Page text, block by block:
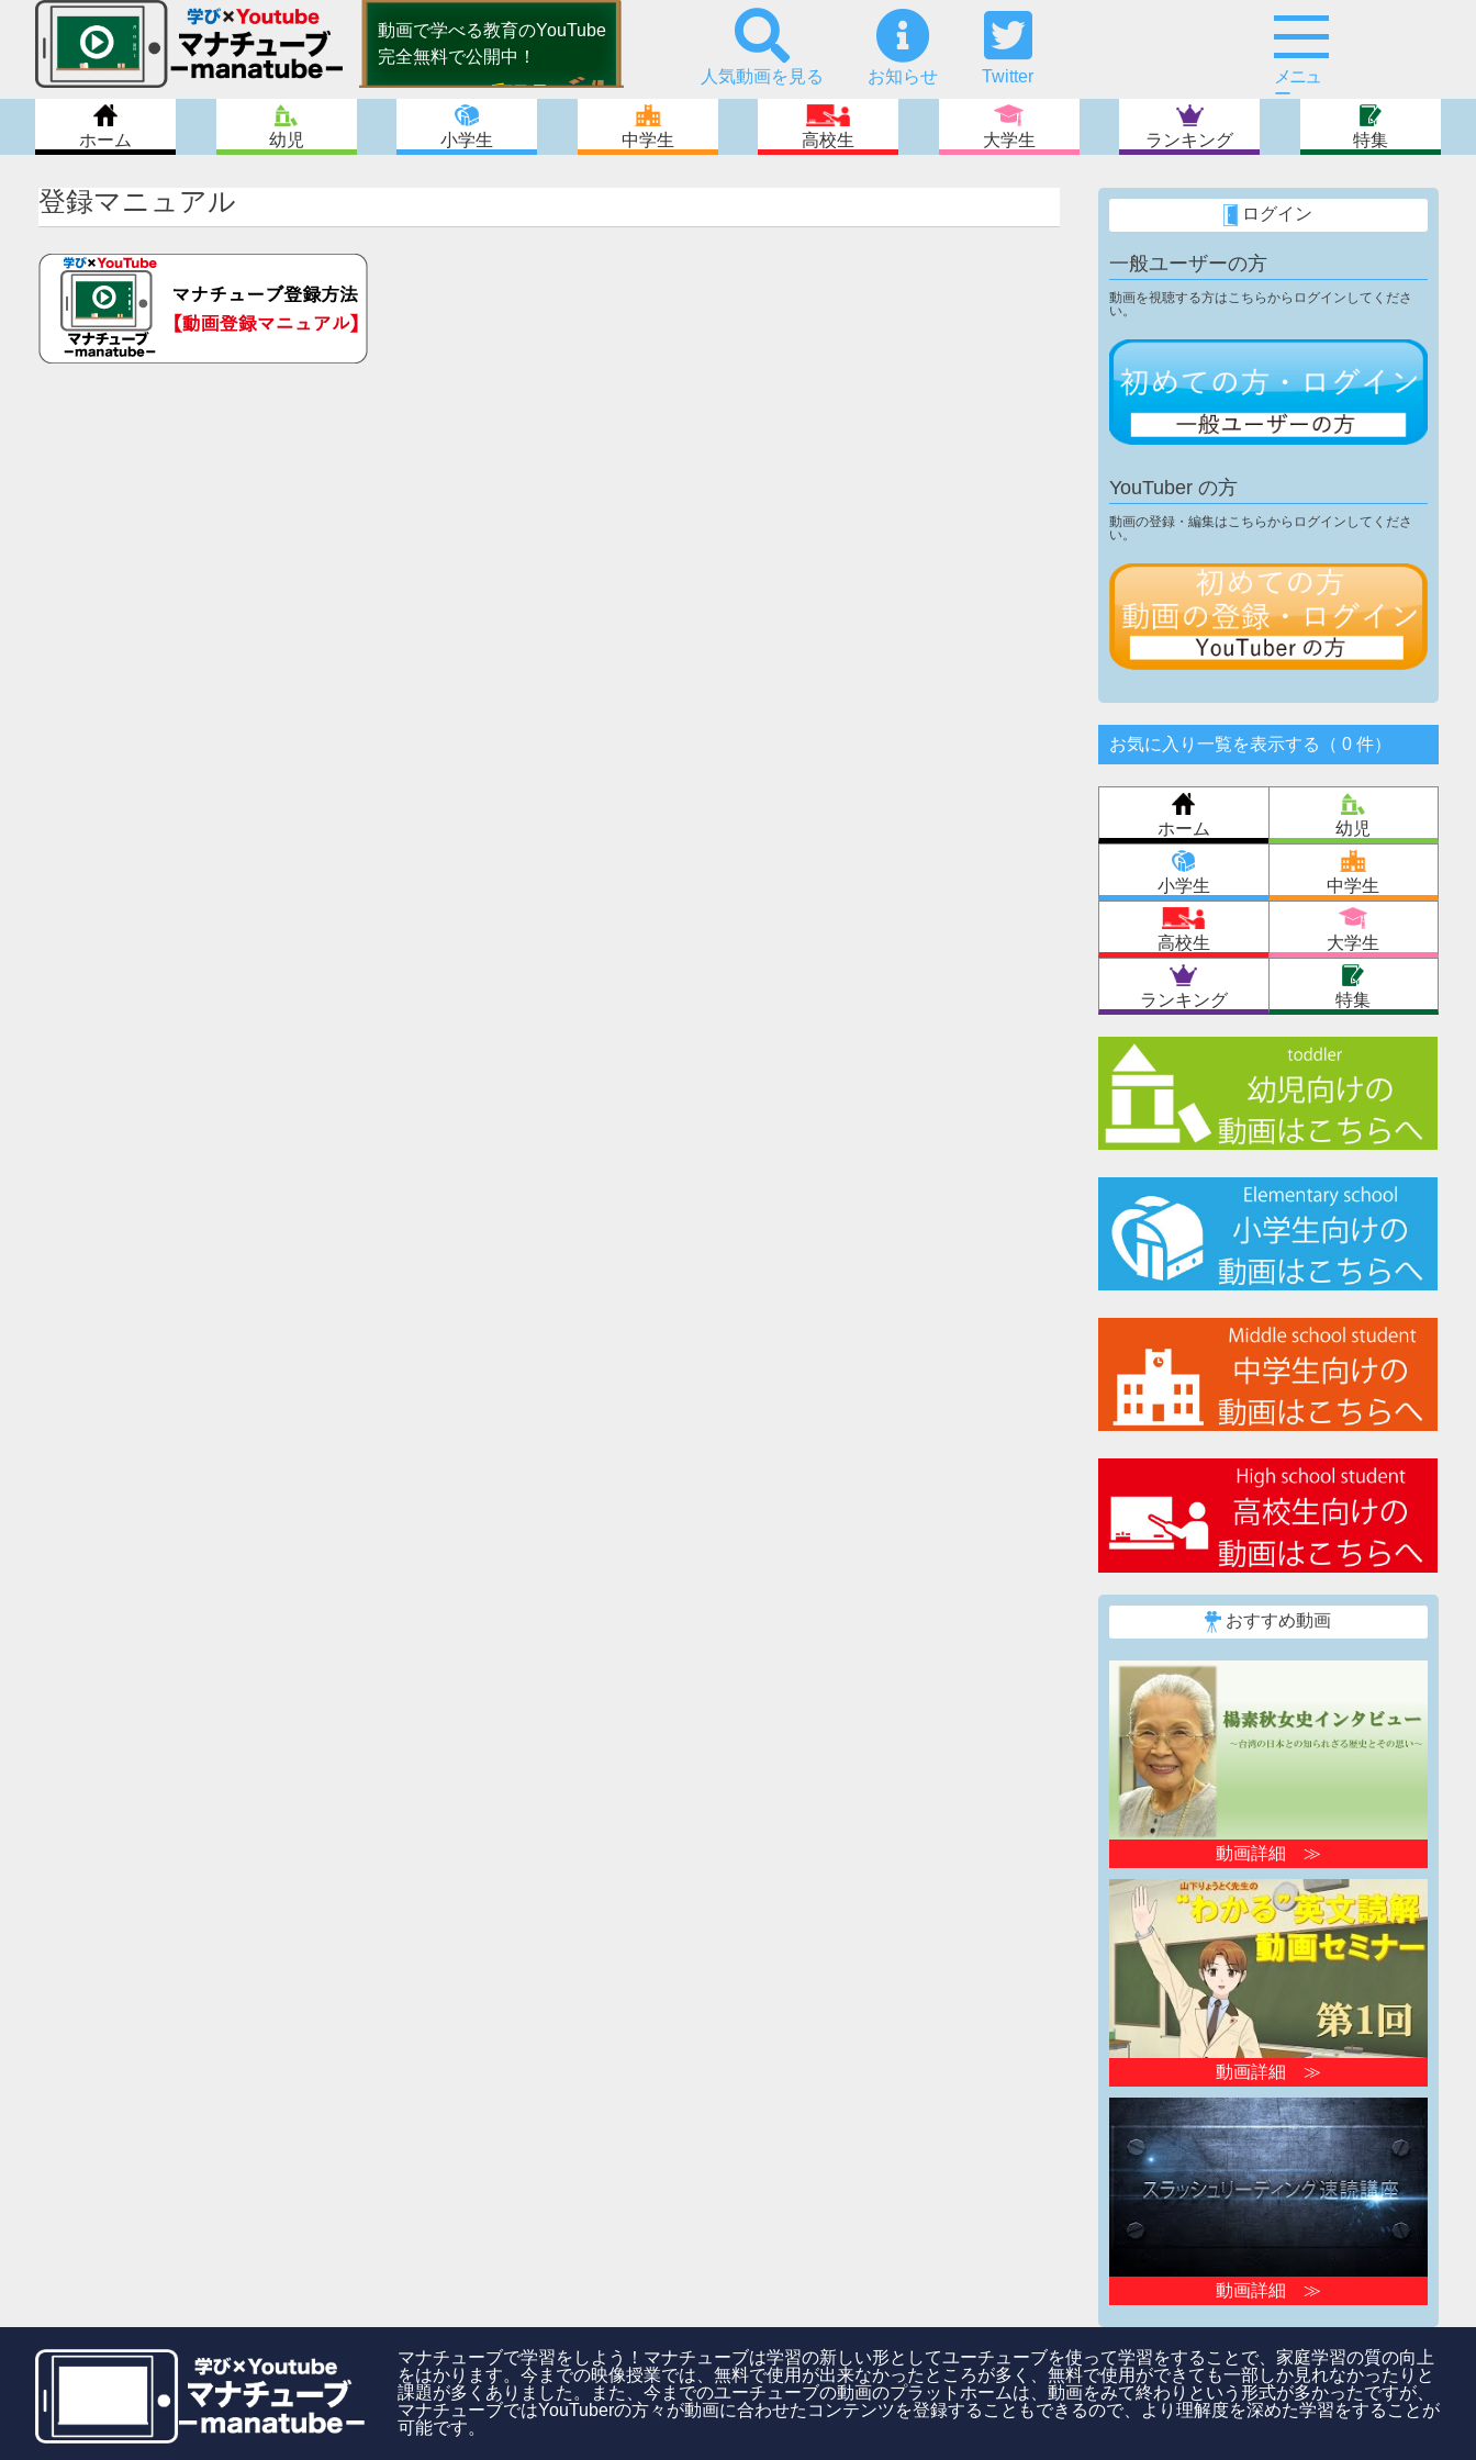
動画で学べる教育のYouTube
完全無料で公開中！
人気動画を見る
お知らせ Twitter
メニュ
ー
ホーム 幼児 小学生 中学生 高校生 大学生 ランキング 特集
登録マニュアル ログイン
一般ユーザーの方
動画を視聴する方はこちらからログインしてくださ
い。
YouTuber の方
動画の登録・編集はこちらからログインしてくださ
い。
お気に入り一覧を表示する（ 0 件）
ホーム 幼児
小学生 中学生
高校生 大学生
ランキング 特集
おすすめ動画
動画詳細 ≫
動画詳細 ≫
動画詳細 ≫
マナチューブで学習をしよう！マナチューブは学習の新しい形としてユーチューブを使って学習をすることで、家庭学習の質の向上
をはかります。今までの映像授業では、無料で使用が出来なかったところが多く、無料で使用ができても一部しか見れなかったりと
課題が多くありました。また、今までのユーチューブの動画のプラットホームは、動画をみて終わりという形式が多かったですが、
マナチューブではYouTuberの方々が動画に合わせたコンテンツを登録することもできるので、より理解度を深めた学習をすることが
可能です。